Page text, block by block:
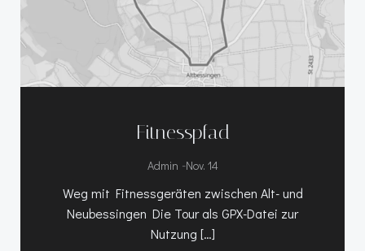
Fitnesspfad
Admin -Nov. 14
Weg mit Fitnessgeräten zwischen Alt- und
Neubessingen Die Tour als GPX-Datei zur
Nutzung […]